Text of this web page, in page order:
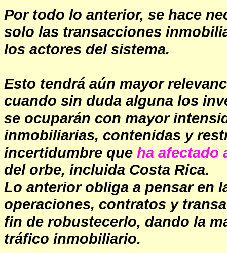
Por todo lo anterior, se hace
solo las transacciones
los actores del sistema.
Esto tendrá aún mayor
cuando sin duda alguna los
se ocuparán con mayor
inmobiliarias, contenidas y
incertidumbre que ha afectado
del orbe, incluida Costa Rica.
Lo anterior obliga a pensar en
operaciones, contratos y
fin de robustecerlo, dando la
tráfico inmobiliario.